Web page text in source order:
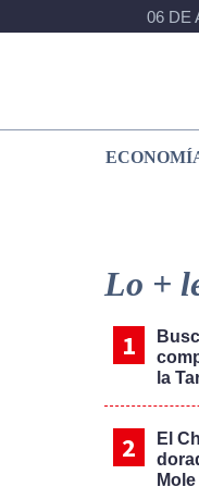
06 DE
Sidebar
Lo +
la
El
Mole